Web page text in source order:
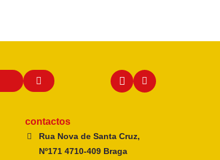
contactos
Rua Nova de Santa Cruz,
Nº171 4710-409 Braga